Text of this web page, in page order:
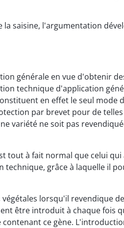
saisine, l'argumentation
générale en vue d'obtenir
technique d'application
en effet le seul
par brevet pour de
variété ne soit pas
tout à fait normal que celui
grâce à laquelle il
lorsqu'il revendique
être introduit à chaque
ce gène.